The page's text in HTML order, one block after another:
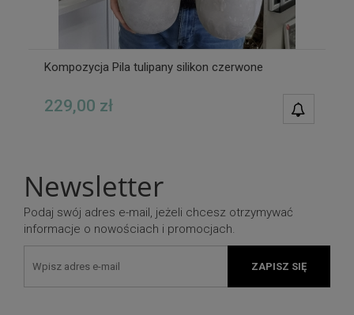
Kompozycja Pila tulipany silikon czerwone
229,00 zł
Newsletter
Podaj swój adres e-mail, jeżeli chcesz otrzymywać
informacje o nowościach i promocjach.
ZAPISZ SIĘ